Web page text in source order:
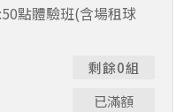
享受團體運動樂趣！ 如
無法如期舉行，POA將視
完成後，如因天候因素
恕不退費，請參閱【報名
已同意上述規則。
點體驗班(含場租球
剩餘0組
已滿額